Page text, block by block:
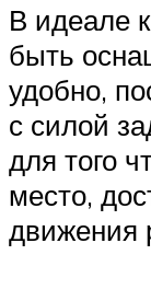
В идеале
быть
удобно,
с силой
для того
место,
движения